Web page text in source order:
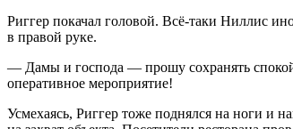
Риггер покачал головой. Всё-таки Ниллис
в правой руке.
— Дамы и господа — прошу сохранять
оперативное мероприятие!
Усмехаясь, Риггер тоже поднялся на ноги и